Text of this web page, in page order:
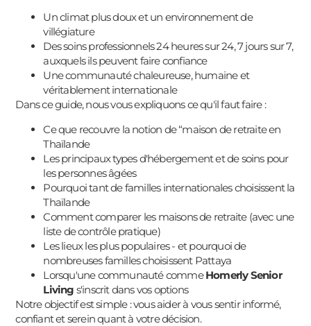
Un climat plus doux et un environnement de
villégiature
Des soins professionnels 24 heures sur 24, 7 jours sur 7,
auxquels ils peuvent faire confiance
Une communauté chaleureuse, humaine et
véritablement internationale
Dans ce guide, nous vous expliquons ce qu'il faut faire :
Ce que recouvre la notion de “maison de retraite en
Thaïlande
Les principaux types d'hébergement et de soins pour
les personnes âgées
Pourquoi tant de familles internationales choisissent la
Thaïlande
Comment comparer les maisons de retraite (avec une
liste de contrôle pratique)
Les lieux les plus populaires - et pourquoi de
nombreuses familles choisissent Pattaya
Lorsqu'une communauté commeHomerly Senior
Living s'inscrit dans vos options
Notre objectif est simple : vous aider à vous sentir informé,
confiant et serein quant à votre décision.